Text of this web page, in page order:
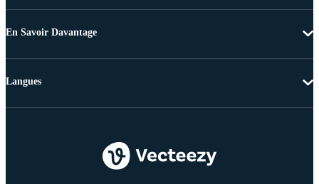
En Savoir Davantage
Langues